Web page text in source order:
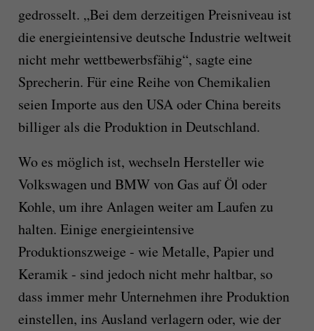
gedrosselt. „Bei dem derzeitigen Preisniveau ist
die energieintensive deutsche Industrie weltweit
nicht mehr wettbewerbsfähig“, sagte eine
Sprecherin. Für eine Reihe von Chemikalien
seien Importe aus den USA oder China bereits
billiger als die Produktion in Deutschland.
Wo es möglich ist, wechseln Hersteller wie
Volkswagen und BMW von Gas auf Öl oder
Kohle, um ihre Anlagen weiter am Laufen zu
halten. Einige energieintensive
Produktionszweige - wie Metalle, Papier und
Keramik - sind jedoch nicht mehr haltbar, so
dass immer mehr Unternehmen ihre Produktion
einstellen, ins Ausland verlagern oder, wie der